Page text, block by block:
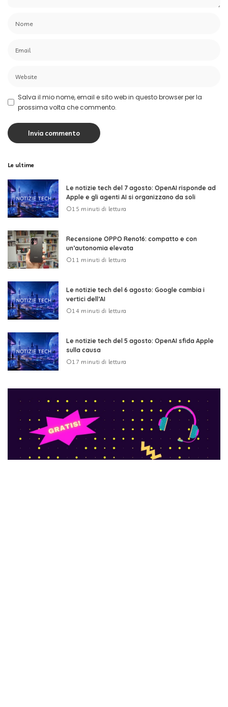
Salva il mio nome, email e sito web in questo browser per la
prossima volta che commento.
Le ultime
Le notizie tech del 7 agosto: OpenAI risponde ad
Apple e gli agenti AI si organizzano da soli
15 minuti di lettura
Recensione OPPO Reno16: compatto e con
un’autonomia elevata
11 minuti di lettura
Le notizie tech del 6 agosto: Google cambia i
vertici dell’AI
14 minuti di lettura
Le notizie tech del 5 agosto: OpenAI sfida Apple
sulla causa
17 minuti di lettura